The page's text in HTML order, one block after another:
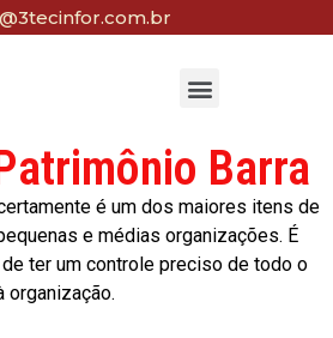
Barra
é um dos maiores itens de
e médias organizações. É
ter um controle preciso de todo o
organização.